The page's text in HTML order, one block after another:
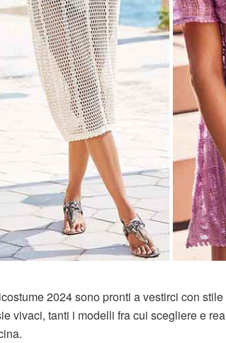
2024 sono pronti a vestirci con stile
vivaci, tanti i modelli fra cui scegliere e